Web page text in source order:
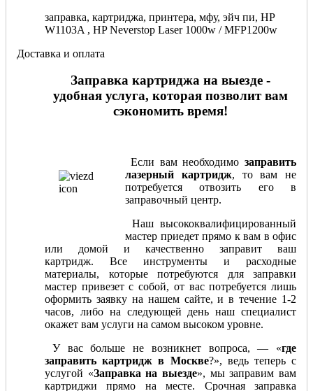
заправка, картриджа, принтера, мфу, эйч пи, HP
W1103A , HP Neverstop Laser 1000w / MFP1200w
Доставка и оплата
Заправка картриджа на выезде -
удобная услуга, которая позволит вам
сэкономить время!
Если вам необходимо заправить
лазерный картридж, то вам не
потребуется отвозить его в
заправочный центр.
Наш высококвалифицированный
мастер приедет прямо к вам в офис
или домой и качественно заправит ваш
картридж. Все инструменты и расходные
материалы, которые потребуются для заправки
мастер привезет с собой, от вас потребуется лишь
оформить заявку на нашем сайте, и в течение 1-2
часов, либо на следующей день наш специалист
окажет вам услуги на самом высоком уровне.
У вас больше не возникнет вопроса, — «где
заправить картридж в Москве?», ведь теперь с
услугой «Заправка на выезде», мы заправим вам
картриджи прямо на месте. Срочная заправка